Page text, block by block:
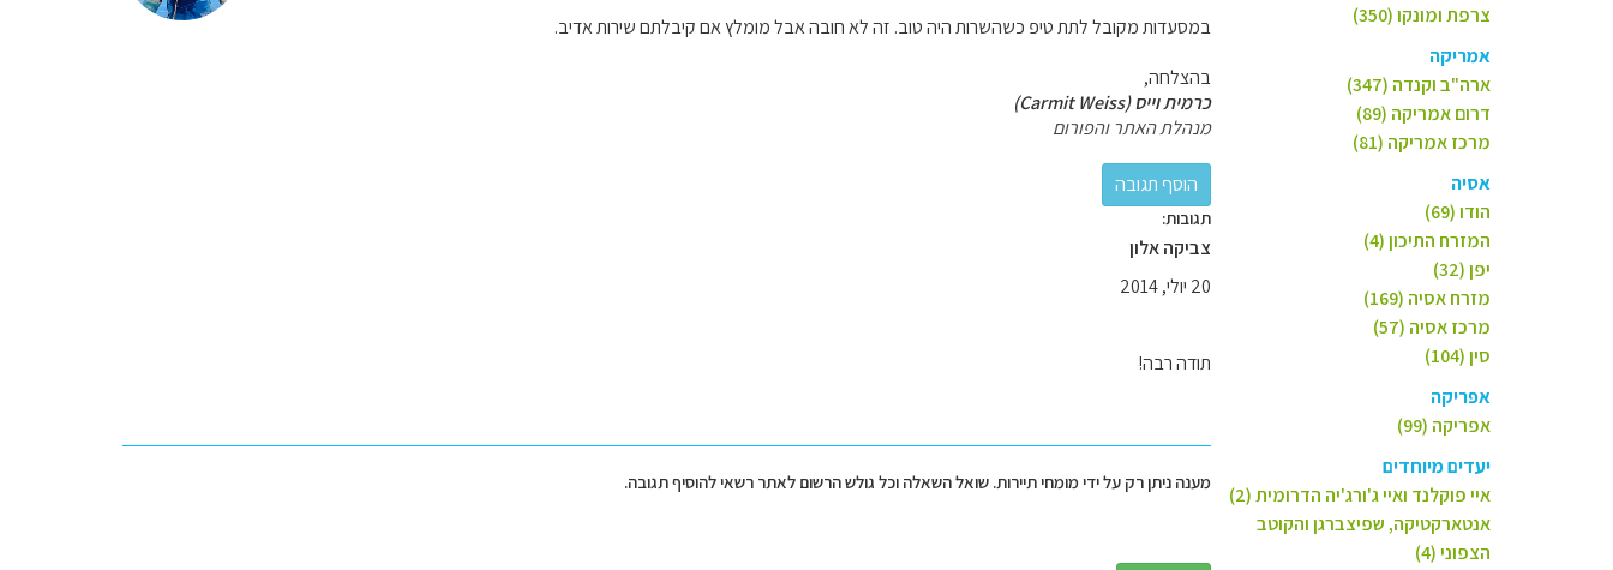
צרפת ומונקו (350)
אמריקה
ארה"ב וקנדה (347)
דרום אמריקה (89)
מרכז אמריקה (81)
אסיה
הודו (69)
המזרח התיכון (4)
יפן (32)
מזרח אסיה (169)
מרכז אסיה (57)
סין (104)
אפריקה
אפריקה (99)
יעדים מיוחדים
איי פוקלנד ואיי ג'ורג'יה הדרומית (2)
אנטארקטיקה, שפיצברגן והקוטב
הצפוני (4)
במסעדות מקובל לתת טיפ כשהשרות היה טוב. זה לא חובה אבל מומלץ אם קיבלתם שירות אדיב.
בהצלחה,
כרמית וייס (Carmit Weiss)
מנהלת האתר והפורום
תגובות:
צביקה אלון
20 יולי, 2014
תודה רבה!
מענה ניתן רק על ידי מומחי תיירות. שואל השאלה וכל גולש הרשום לאתר רשאי להוסיף תגובה.